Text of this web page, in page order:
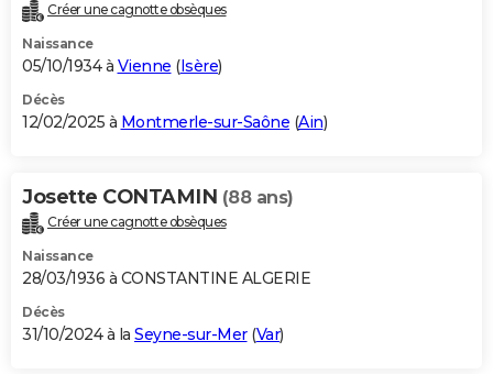
Créer une cagnotte obsèques
Naissance
05/10/1934 à Vienne (Isère)
Décès
12/02/2025 à Montmerle-sur-Saône (Ain)
Josette CONTAMIN (88 ans)
Créer une cagnotte obsèques
Naissance
28/03/1936 à CONSTANTINE ALGERIE
Décès
31/10/2024 à la Seyne-sur-Mer(Var)